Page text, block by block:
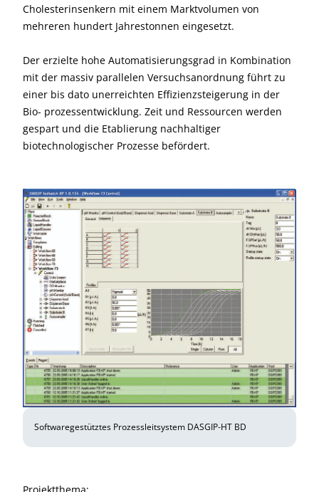
Cholesterinsenkern mit einem Marktvolumen von
mehreren hundert Jahrestonnen eingesetzt.
Der erzielte hohe Automatisierungsgrad in Kombination
mit der massiv parallelen Versuchsanordnung führt zu
einer bis dato unerreichten Effizienzsteigerung in der
Bio- prozessentwicklung. Zeit und Ressourcen werden
gespart und die Etablierung nachhaltiger
biotechnologischer Prozesse befördert.
Softwaregestütztes Prozessleitsystem DASGIP-HT BD